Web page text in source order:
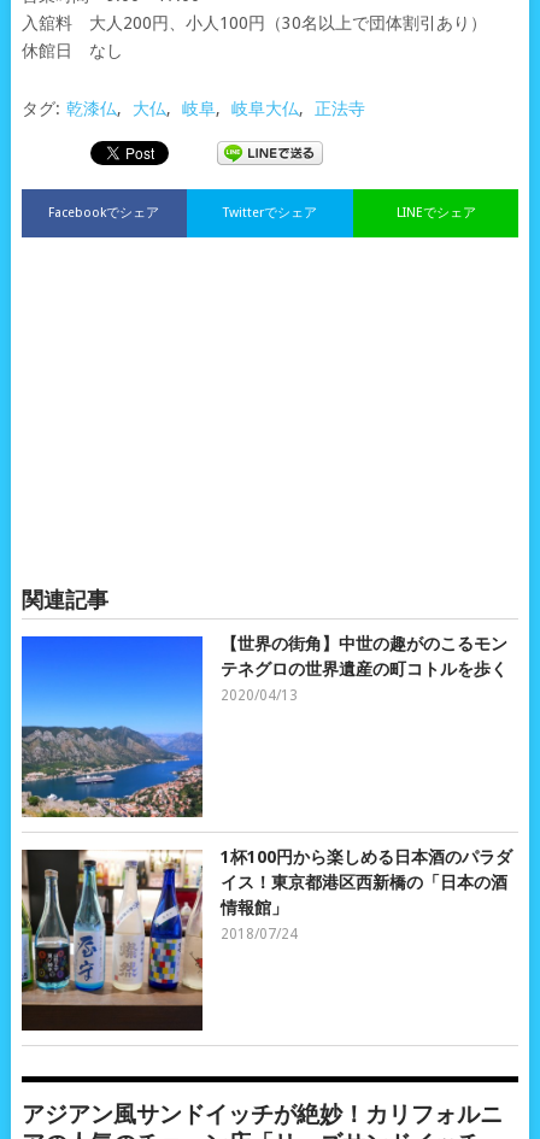
入舘料 大人200円、小人100円（30名以上で団体割引あり）
休館日 なし
タグ: 乾漆仏, 大仏, 岐阜, 岐阜大仏, 正法寺
Facebookでシェア LINEでシェア
Twitterでシェア
関連記事
【世界の街角】中世の趣がのこるモン
テネグロの世界遺産の町コトルを歩く
2020/04/13
1杯100円から楽しめる日本酒のパラダ
イス！東京都港区西新橋の「日本の酒
情報館」
2018/07/24
アジアン風サンドイッチが絶妙！カリフォルニ